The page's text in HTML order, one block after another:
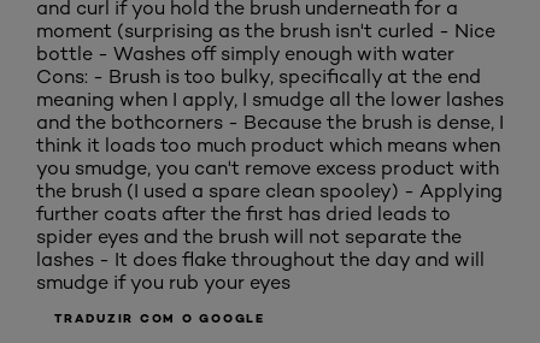
and curl if you hold the brush underneath for a
moment (surprising as the brush isn't curled - Nice
bottle - Washes off simply enough with water
Cons: - Brush is too bulky, specifically at the end
meaning when I apply, I smudge all the lower lashes
and the bothcorners - Because the brush is dense, I
think it loads too much product which means when
you smudge, you can't remove excess product with
the brush (I used a spare clean spooley) - Applying
further coats after the first has dried leads to
spider eyes and the brush will not separate the
lashes - It does flake throughout the day and will
smudge if you rub your eyes
TRADUZIR COM O GOOGLE